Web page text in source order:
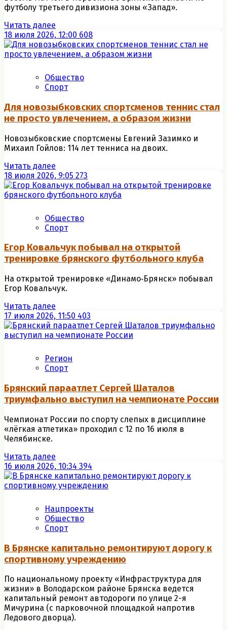
футболу третьего дивизиона зоны «Запад».
Читать далее
18 июля 2026, 12:00 608
Общество
Спорт
Для новозыбковских спортсменов теннис стал
не просто увлечением, а образом жизни
Новозыбковские спортсмены Евгений Зазимко и
Михаил Гойлов: 114 лет тенниса на двоих.
Читать далее
18 июля 2026, 9:05 273
Общество
Спорт
Егор Ковальчук побывал на открытой
тренировке брянского футбольного клуба
На открытой тренировке «Динамо‑Брянск» побывал
Егор Ковальчук.
Читать далее
17 июля 2026, 11:50 403
Регион
Спорт
Брянский параатлет Сергей Шаталов
триумфально выступил на чемпионате России
Чемпионат России по спорту слепых в дисциплине
«лёгкая атлетика» проходил с 12 по 16 июля в
Челябинске.
Читать далее
16 июля 2026, 10:34 394
Нацпроекты
Общество
Спорт
В Брянске капитально ремонтируют дорогу к
спортивному учреждению
По национальному проекту «Инфраструктура для
жизни» в Володарском районе Брянска ведется
капитальный ремонт автодороги по улице 2-я
Мичурина (с парковочной площадкой напротив
Ледового дворца).